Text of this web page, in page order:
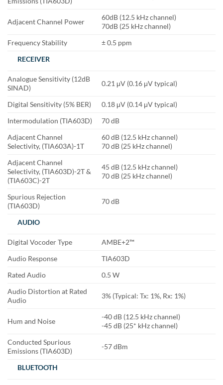
Adjacent Channel Power
60dB (12.5 kHz channel)
70dB (25 kHz channel)
Frequency Stability
± 0.5 ppm
RECEIVER
Analogue Sensitivity (12dB
SINAD)
0.21 μV (0.16 μV typical)
Digital Sensitivity (5% BER)
0.18 μV (0.14 μV typical)
Intermodulation (TIA603D)
70 dB
Adjacent Channel
Selectivity, (TIA603A)-1T
60 dB (12.5 kHz channel)
70 dB (25 kHz channel)
Adjacent Channel
Selectivity, (TIA603D)-2T &
(TIA603C)-2T
45 dB (12.5 kHz channel)
70 dB (25 kHz channel)
Spurious Rejection
(TIA603D)
70 dB
AUDIO
Digital Vocoder Type
AMBE+2™
Audio Response
TIA603D
Rated Audio
0.5 W
Audio Distortion at Rated
Audio
3% (Typical: Tx: 1%, Rx: 1%)
Hum and Noise
-40 dB (12.5 kHz channel)
-45 dB (25* kHz channel)
Conducted Spurious
Emissions (TIA603D)
-57 dBm
BLUETOOTH